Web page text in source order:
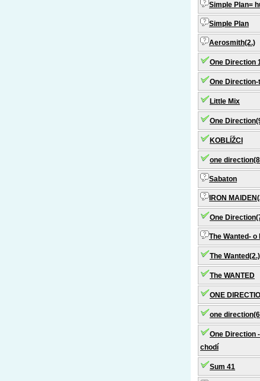
Simple Plan=
Simple Plan
Aerosmith(2.)
One Direction
One
Little Mix
One
KOBLÍŽCI
one
Sabaton
IRON
One
The Wanted- o
The Wanted(2.)
The WANTED
ONE
one
One Direction
chodí
Sum 41